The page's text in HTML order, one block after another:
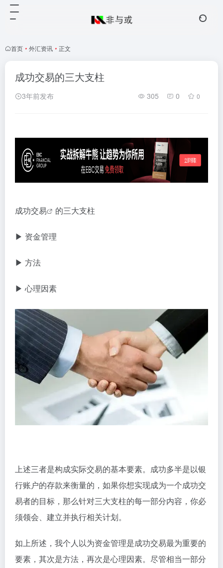
首页 • 外汇资讯 • 正文
成功交易的三大支柱
3年前发布 305 0 0
成功交易 的三大支柱
▶ 资金管理
▶ 方法
▶ 心理因素
上述三者是构成实际交易的基本要素。成功多半是以银
行账户的存款来衡量的，如果你想实现成为一个成功交
易者的目标，那么针对三大支柱的每一部分内容，你必
须领会、建立并执行相关计划。
如上所述，我个人以为资金管理是成功交易最为重要的
要素，其次是方法，再次是心理因素。尽管相当一部分